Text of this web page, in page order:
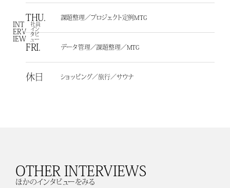
INT
ERV
IEW
社員
イン
タビ
ュー
THU. 課題整理／プロジェクト定例MTG
FRI. データ管理／課題整理／MTG
休日 ショッピング／旅行／サウナ
OTHER INTERVIEWS
ほかのインタビューをみる